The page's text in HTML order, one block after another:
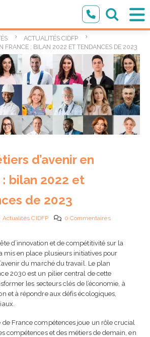
ACTUALITÉS CIDFP
FRANCE : BILAN 2022 ET TENDANCES DE 2023
d’avenir en
: bilan 2022 et
de 2023
Actualités CIDFP 0 Commentaires
d’innovation et de compétitivité sur la
mis en place plusieurs initiatives pour
du marché du travail. Le plan
2030 est un pilier central de cette
les secteurs clés de l’économie, à
et à répondre aux défis écologiques,
de France compétences joue un rôle crucial
compétences et des métiers de demain, en
en 2026 : guide complet
check-list